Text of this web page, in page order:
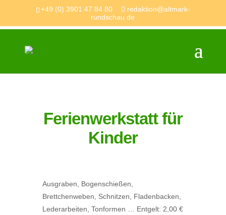
+49 (0) 3901 47 84 80
redaktion@altmark-
rundschau.de
Ferienwerkstatt für
Kinder
Ausgraben, Bogenschießen,
Brettchenweben, Schnitzen, Fladenbacken,
Lederarbeiten, Tonformen …
Entgelt: 2,00 €